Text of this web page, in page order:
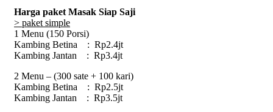
Harga paket Masak Siap Saji
> paket simple
1 Menu (150 Porsi)
Kambing Betina : Rp2.4jt
Kambing Jantan : Rp3.4jt
2 Menu – (300 sate + 100 kari)
Kambing Betina : Rp2.5jt
Kambing Jantan : Rp3.5jt